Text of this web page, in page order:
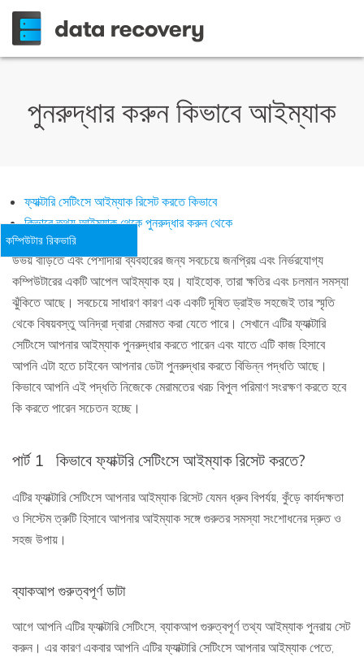
পুনরুদ্ধার করুন কিভাবে আইম্যাক
ফ্যাক্টারি সেটিংসে আইম্যাক রিসেট করতে কিভাবে
কিভাবে তথ্য আইম্যাক থেকে পুনরুদ্ধার করুন থেকে
উভয় বাড়িতে এবং পেশাদারী ব্যবহারের জন্য সবচেয়ে জনপ্রিয় এবং নির্ভরযোগ্য
কম্পিউটারের একটি আপেল আইম্যাক হয়। যাইহোক, তারা ক্ষতির এবং চলমান সমস্যা
ঝুঁকিতে আছে। সবচেয়ে সাধারণ কারণ এক একটি দূষিত ড্রাইভ সহজেই তার স্মৃতি
থেকে বিষয়বস্তু অনিদ্রা দ্বারা মেরামত করা যেতে পারে। সেখানে এটির ফ্যাক্টারি
সেটিংসে আপনার আইম্যাক পুনরুদ্ধার করতে পারেন এবং যাতে এটি কাজ হিসাবে
আপনি এটা হতে চাইবেন আপনার ডেটা পুনরুদ্ধার করতে বিভিন্ন পদ্ধতি আছে।
কিভাবে আপনি এই পদ্ধতি নিজেকে মেরামতের খরচ বিপুল পরিমাণ সংরক্ষণ করতে হবে
কি করতে পারেন সচেতন হচ্ছে।
পার্ট 1 কিভাবে ফ্যাক্টরি সেটিংসে আইম্যাক রিসেট করতে?
এটির ফ্যাক্টারি সেটিংসে আপনার আইম্যাক রিসেট যেমন ধ্রুব বিপর্যয়, কুঁড়ে কার্যদক্ষতা
ও সিস্টেম ত্রুটি হিসাবে আপনার আইম্যাক সঙ্গে গুরুতর সমস্যা সংশোধনের দ্রুত ও
সহজ উপায়।
ব্যাকআপ গুরুত্বপূর্ণ ডাটা
আগে আপনি এটির ফ্যাক্টারি সেটিংসে, ব্যাকআপ গুরুত্বপূর্ণ তথ্য আইম্যাক পুনরায় সেট
করুন। এর কারণ একবার আপনি এটির ফ্যাক্টারি সেটিংসে আপনার আইম্যাক পেতে,
কম্পিউটার রিকভারি